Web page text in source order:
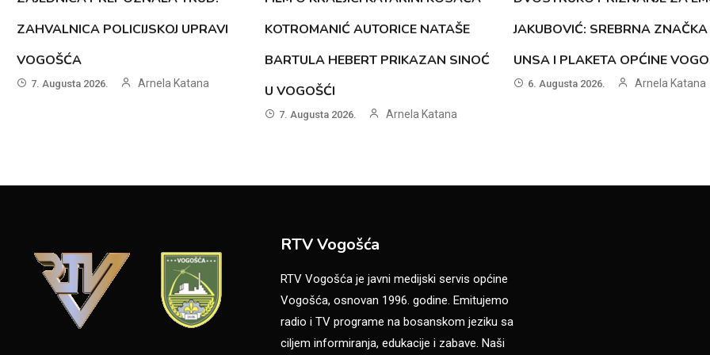
ZAHVALNICA POLICIJSKOJ UPRAVI
VOGOŠĆA
7. Augusta 2026. Arnela Katana
KOTROMANIĆ AUTORICE NATAŠE
BARTULA HEBERT PRIKAZAN SINOĆ
U VOGOŠĆI
7. Augusta 2026. Arnela Katana
JAKUBOVIĆ: SREBRNA ZNAČKA
UNSA I PLAKETA OPĆINE
6. Augusta 2026. Arnela Katana
RTV Vogošća
RTV Vogošća je javni medijski servis općine
Vogošća, osnovan 1996. godine. Emitujemo
radio i TV programe na bosanskom jeziku sa
ciljem informiranja, edukacije i zabave. Naši